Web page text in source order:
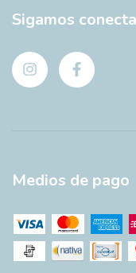
Sigamos
Medios de pago